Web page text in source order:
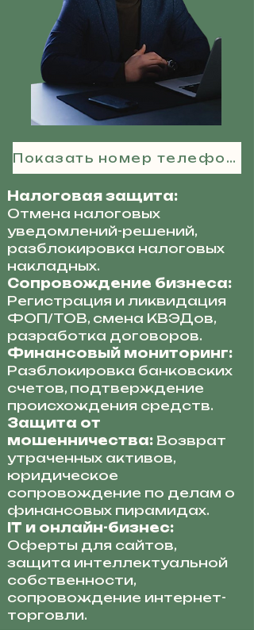
Показать номер телефона
Налоговая защита:
Отмена налоговых
уведомлений-решений,
разблокировка налоговых
накладных.
Сопровождение бизнеса:
Регистрация и ликвидация
ФОП/ТОВ, смена КВЭДов,
разработка договоров.
Финансовый мониторинг:
Разблокировка банковских
счетов, подтверждение
происхождения средств.
Защита от
мошенничества: Возврат
утраченных активов,
юридическое
сопровождение по делам о
финансовых пирамидах.
IT и онлайн-бизнес:
Оферты для сайтов,
защита интеллектуальной
собственности,
сопровождение интернет-
торговли.